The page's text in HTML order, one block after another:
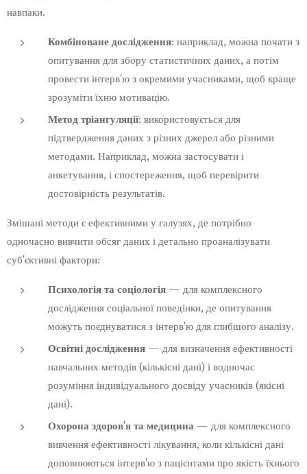
навпаки.
Комбіноване дослідження: наприклад, можна почати з
опитування для збору статистичних даних, а потім
провести інтерв'ю з окремими учасниками, щоб краще
зрозуміти їхню мотивацію.
Метод тріангуляції: використовується для
підтвердження даних з різних джерел або різними
методами. Наприклад, можна застосувати і
анкетування, і спостереження, щоб перевірити
достовірність результатів.
Змішані методи є ефективними у галузях, де потрібно
одночасно вивчити обсяг даних і детально проаналізувати
суб'єктивні фактори:
Психологія та соціологія — для комплексного
дослідження соціальної поведінки, де опитування
можуть поєднуватися з інтерв'ю для глибшого аналізу.
Освітні дослідження — для визначення ефективності
навчальних методів (кількісні дані) і водночас
розуміння індивідуального досвіду учасників (якісні
дані).
Охорона здоров'я та медицина — для комплексного
вивчення ефективності лікування, коли кількісні дані
доповнюються інтерв'ю з пацієнтами про якість їхнього